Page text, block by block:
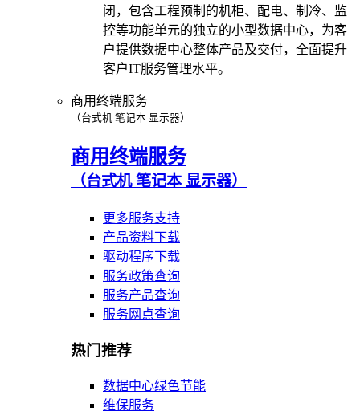
闭，包含工程预制的机柜、配电、制冷、监
控等功能单元的独立的小型数据中心，为客
户提供数据中心整体产品及交付，全面提升
客户IT服务管理水平。
商用终端服务
（台式机 笔记本 显示器）
商用终端服务
（台式机 笔记本 显示器）
更多服务支持
产品资料下载
驱动程序下载
服务政策查询
服务产品查询
服务网点查询
热门推荐
数据中心绿色节能
维保服务